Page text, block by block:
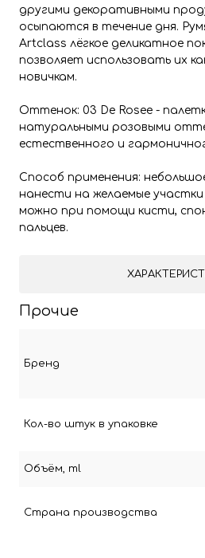
другими декоративными
осыпаются в течение дня.
Artclass лёгкое деликатное
позволяет использовать их
новичкам.
Оттенок: 03 De Rosee -
натуральными розовыми
естественного и
Способ применения:
нанести на желаемые
можно при помощи кисти,
пальцев.
Прочие
Бренд
Кол-во штук в упаковке
Объём, ml
Страна производства